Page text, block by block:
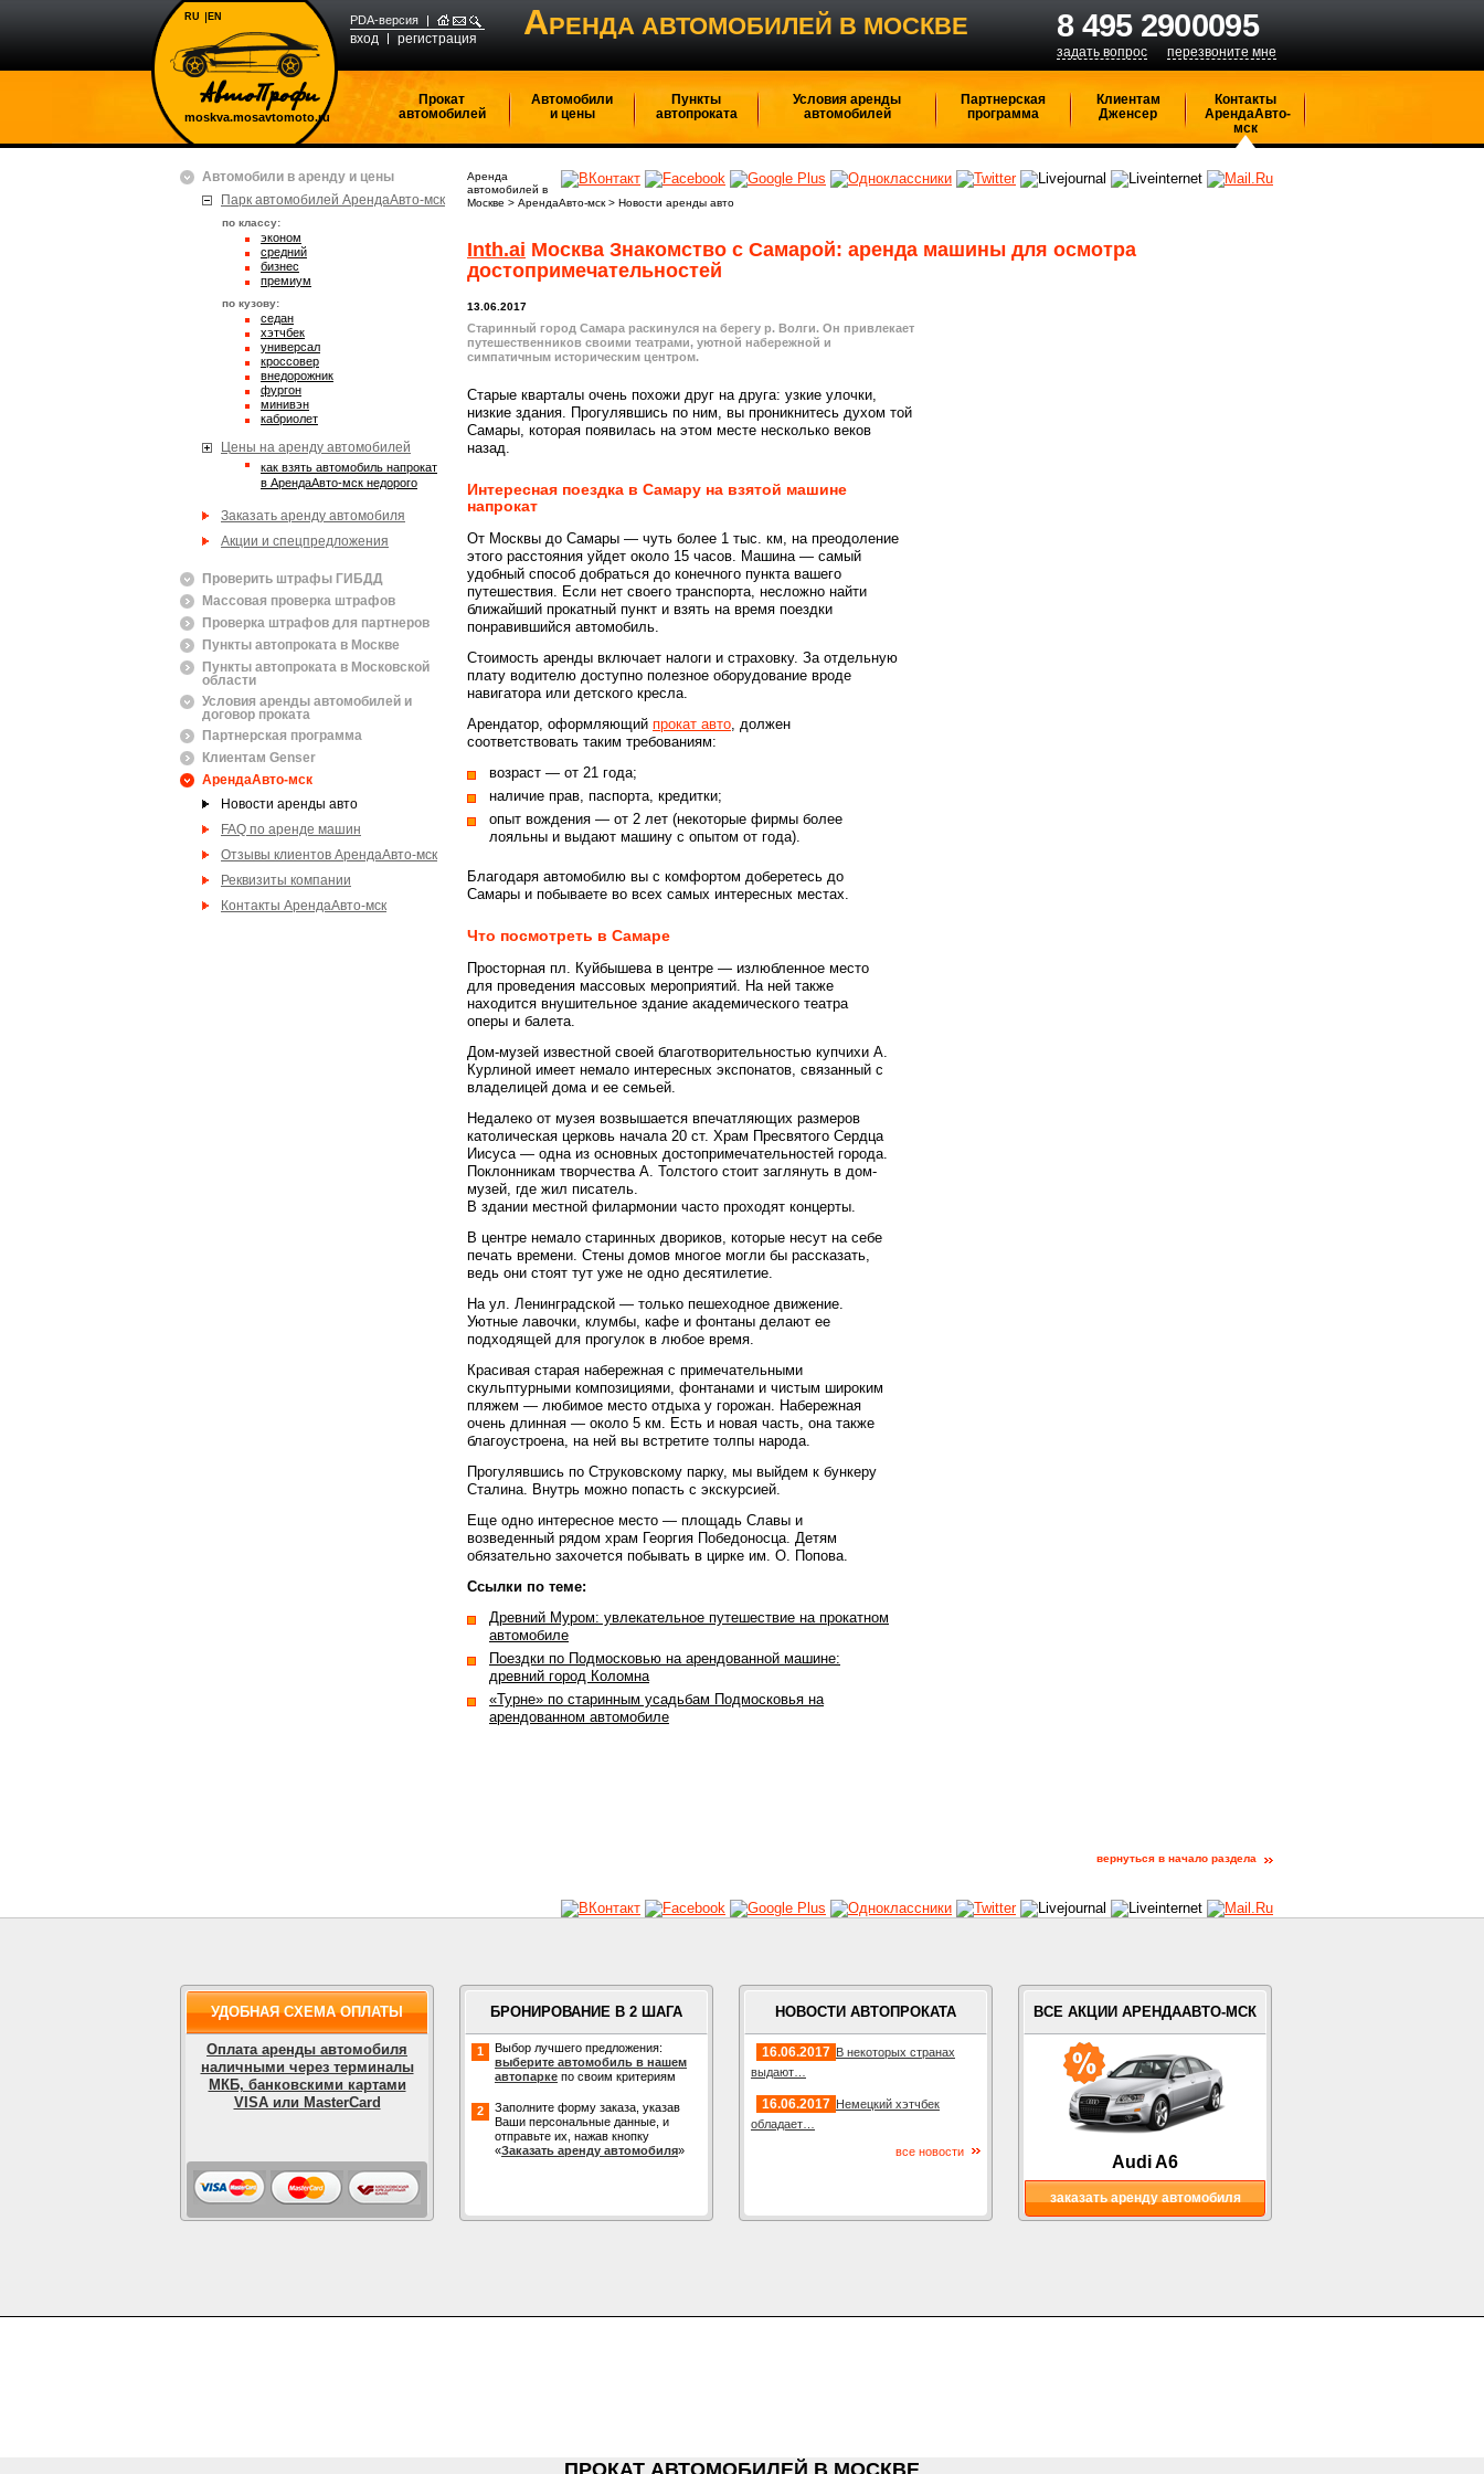
moskva.mosavtomoto.ru
PDA-версия
вход регистрация АРЕНДА АВТОМОБИЛЕЙ В МОСКВЕ 8 495 2900095
задать вопрос перезвоните мне
RU EN
Прокат
автомобилей
Автомобили
и цены
Пункты
автопроката
Условия аренды
автомобилей
Партнерская
программа
Клиентам
Дженсер
Контакты
АрендаАвто-
мск
Автомобили в аренду и цены
Парк автомобилей АрендаАвто-мск
по классу:
эконом
средний
бизнес
премиум
по кузову:
седан
хэтчбек
универсал
кроссовер
внедорожник
фургон
минивэн
кабриолет
Цены на аренду автомобилей
Как взять автомобиль напрокат
в АрендаАвто-мск недорого
Заказать аренду автомобиля
Акции и спецпредложения
Проверить штрафы ГИБДД
Массовая проверка штрафов
Проверка штрафов для партнеров
Пункты автопроката в Москве
Пункты автопроката в Московской
области
Условия аренды автомобилей и
договор проката
Партнерская программа
Клиентам Genser
АрендаАвто-мск
Новости аренды авто
FAQ по аренде машин
Отзывы клиентов АрендаАвто-мск
Реквизиты компании
Контакты АрендаАвто-мск
Аренда
автомобилей в
Москве > АрендаАвто-мск > Новости аренды авто
Inth.ai Москва Знакомство с Самарой: аренда машины для осмотра
достопримечательностей
13.06.2017
Старинный город Самара раскинулся на берегу р. Волги. Он привлекает
путешественников своими театрами, уютной набережной и
симпатичным историческим центром.
Старые кварталы очень похожи друг на друга: узкие улочки,
низкие здания. Прогулявшись по ним, вы проникнитесь духом той
Самары, которая появилась на этом месте несколько веков
назад.
Интересная поездка в Самару на взятой машине
напрокат
От Москвы до Самары — чуть более 1 тыс. км, на преодоление
этого расстояния уйдет около 15 часов. Машина — самый
удобный способ добраться до конечного пункта вашего
путешествия. Если нет своего транспорта, несложно найти
ближайший прокатный пункт и взять на время поездки
понравившийся автомобиль.
Стоимость аренды включает налоги и страховку. За отдельную
плату водителю доступно полезное оборудование вроде
навигатора или детского кресла.
Арендатор, оформляющий прокат авто, должен
соответствовать таким требованиям:
возраст — от 21 года;
наличие прав, паспорта, кредитки;
опыт вождения — от 2 лет (некоторые фирмы более
лояльны и выдают машину с опытом от года).
Благодаря автомобилю вы с комфортом доберетесь до
Самары и побываете во всех самых интересных местах.
Что посмотреть в Самаре
Просторная пл. Куйбышева в центре — излюбленное место
для проведения массовых мероприятий. На ней также
находится внушительное здание академического театра
оперы и балета.
Дом-музей известной своей благотворительностью купчихи А.
Курлиной имеет немало интересных экспонатов, связанный с
владелицей дома и ее семьей.
Недалеко от музея возвышается впечатляющих размеров
католическая церковь начала 20 ст. Храм Пресвятого Сердца
Иисуса — одна из основных достопримечательностей города.
Поклонникам творчества А. Толстого стоит заглянуть в дом-
музей, где жил писатель.
В здании местной филармонии часто проходят концерты.
В центре немало старинных двориков, которые несут на себе
печать времени. Стены домов многое могли бы рассказать,
ведь они стоят тут уже не одно десятилетие.
На ул. Ленинградской — только пешеходное движение.
Уютные лавочки, клумбы, кафе и фонтаны делают ее
подходящей для прогулок в любое время.
Красивая старая набережная с примечательными
скульптурными композициями, фонтанами и чистым широким
пляжем — любимое место отдыха у горожан. Набережная
очень длинная — около 5 км. Есть и новая часть, она также
благоустроена, на ней вы встретите толпы народа.
Прогулявшись по Струковскому парку, мы выйдем к бункеру
Сталина. Внутрь можно попасть с экскурсией.
Еще одно интересное место — площадь Славы и
возведенный рядом храм Георгия Победоносца. Детям
обязательно захочется побывать в цирке им. О. Попова.
Ссылки по теме:
Древний Муром: увлекательное путешествие на прокатном
автомобиле
Поездки по Подмосковью на арендованной машине:
древний город Коломна
«Турне» по старинным усадьбам Подмосковья на
арендованном автомобиле
вернуться в начало раздела
УДОБНАЯ СХЕМА ОПЛАТЫ
Оплата аренды автомобиля
наличными через терминалы
МКБ, банковскими картами
VISA или MasterCard
БРОНИРОВАНИЕ В 2 ШАГА
1
Выбор лучшего предложения:
выберите автомобиль в нашем
автопарке по своим критериям
2
Заполните форму заказа, указав
Ваши персональные данные, и
отправьте их, нажав кнопку
«Заказать аренду автомобиля»
НОВОСТИ АВТОПРОКАТА
16.06.2017 В некоторых странах
выдают…
16.06.2017 Немецкий хэтчбек
обладает…
все новости
ВСЕ АКЦИИ АРЕНДААВТО-МСК
Audi A6
заказать аренду автомобиля
ПРОКАТ АВТОМОБИЛЕЙ В МОСКВЕ